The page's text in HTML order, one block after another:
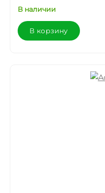
В наличии
В корзину